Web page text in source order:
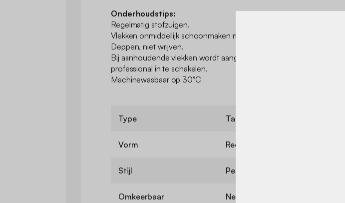
Onderhoudstips:
Regelmatig stofzuigen.
Vlekken onmiddellijk schoonmaken met een vochtige doek.
Deppen, niet wrijven.
Bij aanhoudende vlekken wordt aangeraden een
professional in te schakelen.
Machinewasbaar op 30°C
Type Tapijt
Vorm Rechthoek
Stijl Perzisch
Omkeerbaar Nee